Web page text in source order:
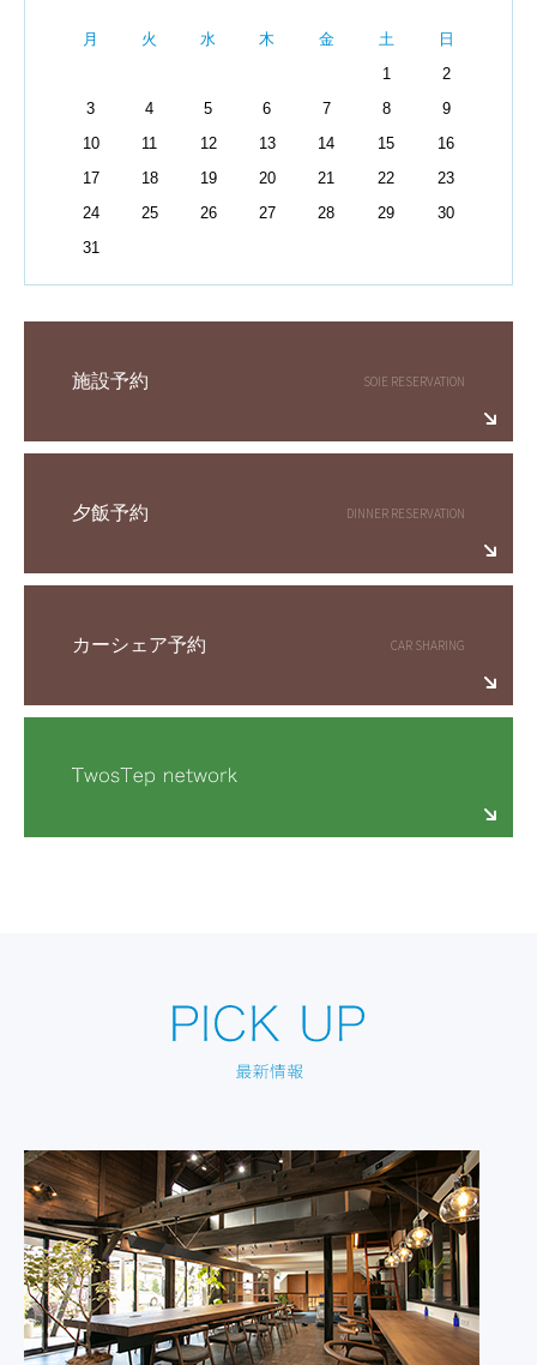
月 火 水 木 金 土
日
1
2
3
4 5 6 7 8
9
10
11 12 13 14 15
16
17
18 19 20 21 22
23
24
25 26 27 28 29
30
31
施設予約
夕飯予約
カーシェア予約